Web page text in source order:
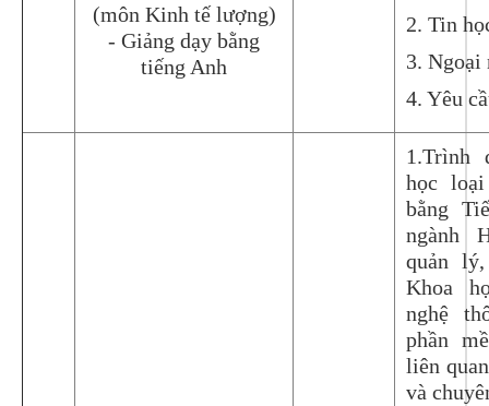
(môn Kinh tế lượng)
- Giảng dạy bằng
tiếng Anh
2. Tin
3.
4. Yêu
1.Trình
học
bằng
ngành
quản
Khoa
nghệ
phần
liên
và